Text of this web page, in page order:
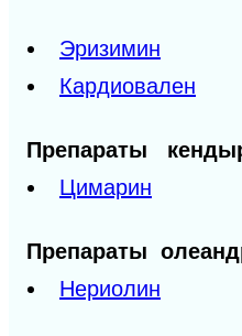
Эризимин
Кардиовален
Препараты
Цимарин
Препараты
Нериолин